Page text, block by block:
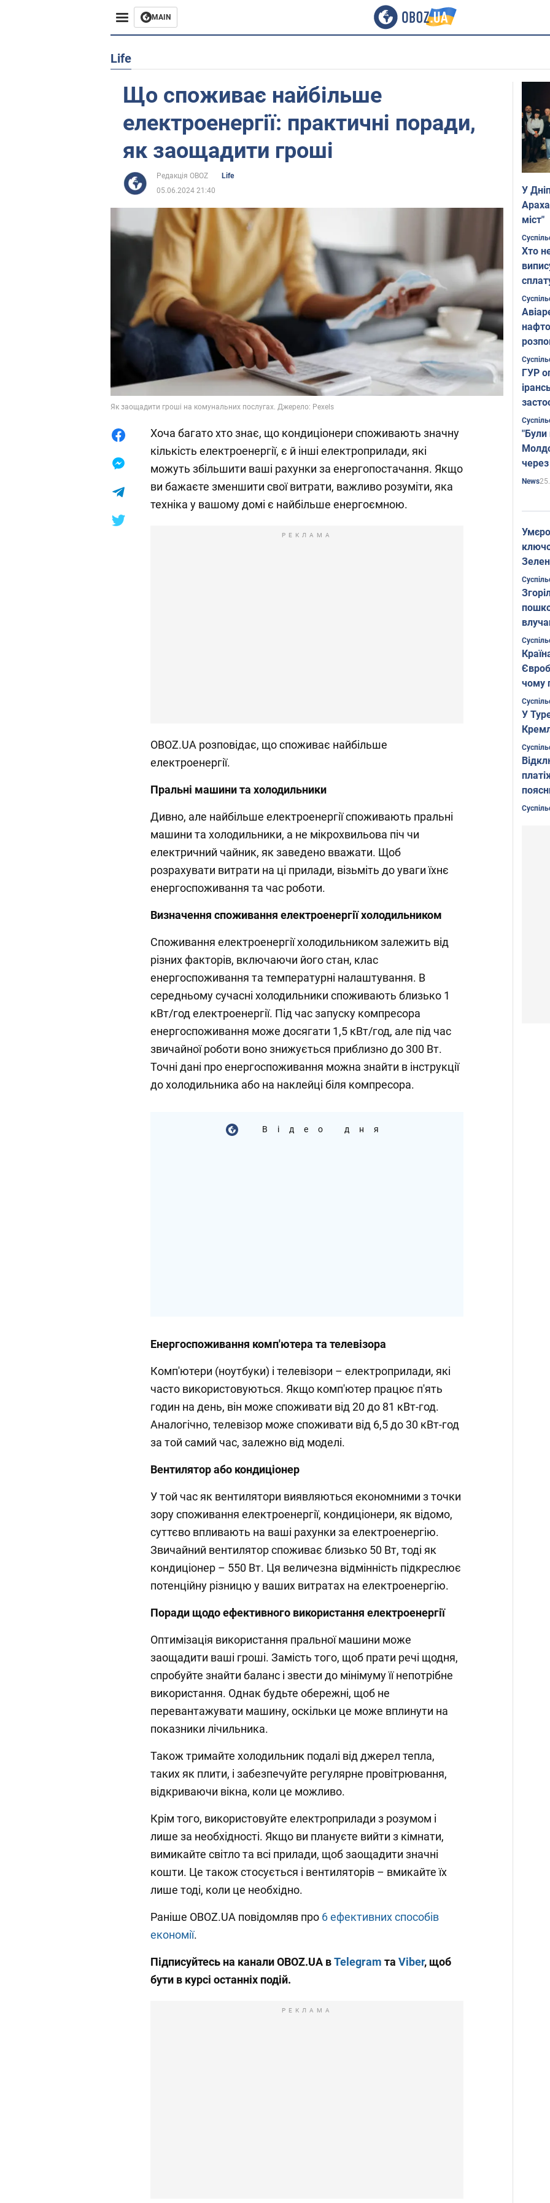
MAIN
Європа
Життя
Life
Що споживає найбільше
електроенергії: практичні поради,
як заощадити гроші
Редакція OBOZ
Life
05.06.2024 21:40
Як заощадити гроші на комунальних послугах. Джерело: Pexels
Хоча багато хто знає, що кондиціонери споживають значну
кількість електроенергії, є й інші електроприлади, які
можуть збільшити ваші рахунки за енергопостачання. Якщо
ви бажаєте зменшити свої витрати, важливо розуміти, яка
техніка у вашому домі є найбільше енергоємною.
РЕКЛАМА
OBOZ.UA розповідає, що споживає найбільше
електроенергії.
Пральні машини та холодильники
Дивно, але найбільше електроенергії споживають пральні
машини та холодильники, а не мікрохвильова піч чи
електричний чайник, як заведено вважати. Щоб
розрахувати витрати на ці прилади, візьміть до уваги їхнє
енергоспоживання та час роботи.
Визначення споживання електроенергії холодильником
Споживання електроенергії холодильником залежить від
різних факторів, включаючи його стан, клас
енергоспоживання та температурні налаштування. В
середньому сучасні холодильники споживають близько 1
кВт/год електроенергії. Під час запуску компресора
енергоспоживання може досягати 1,5 кВт/год, але під час
звичайної роботи воно знижується приблизно до 300 Вт.
Точні дані про енергоспоживання можна знайти в інструкції
до холодильника або на наклейці біля компресора.
Відео дня
Енергоспоживання комп'ютера та телевізора
Комп'ютери (ноутбуки) і телевізори – електроприлади, які
часто використовуються. Якщо комп'ютер працює п'ять
годин на день, він може споживати від 20 до 81 кВт-год.
Аналогічно, телевізор може споживати від 6,5 до 30 кВт-год
за той самий час, залежно від моделі.
Вентилятор або кондиціонер
У той час як вентилятори виявляються економними з точки
зору споживання електроенергії, кондиціонери, як відомо,
суттєво впливають на ваші рахунки за електроенергію.
Звичайний вентилятор споживає близько 50 Вт, тоді як
кондиціонер – 550 Вт. Ця величезна відмінність підкреслює
потенційну різницю у ваших витратах на електроенергію.
Поради щодо ефективного використання електроенергії
Оптимізація використання пральної машини може
заощадити ваші гроші. Замість того, щоб прати речі щодня,
спробуйте знайти баланс і звести до мінімуму її непотрібне
використання. Однак будьте обережні, щоб не
перевантажувати машину, оскільки це може вплинути на
показники лічильника.
Також тримайте холодильник подалі від джерел тепла,
таких як плити, і забезпечуйте регулярне провітрювання,
відкриваючи вікна, коли це можливо.
Крім того, використовуйте електроприлади з розумом і
лише за необхідності. Якщо ви плануєте вийти з кімнати,
вимикайте світло та всі прилади, щоб заощадити значні
кошти. Це також стосується і вентиляторів – вмикайте їх
лише тоді, коли це необхідно.
Раніше OBOZ.UA повідомляв про 6 ефективних способів
економії.
Підписуйтесь на канали OBOZ.UA вTelegram та Viber, щоб
бути в курсі останніх подій.
РЕКЛАМА
У
міст"
Хто
ГУР
"Були
News
Фото
чому
У